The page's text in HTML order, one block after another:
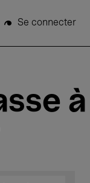
Se connecter
à